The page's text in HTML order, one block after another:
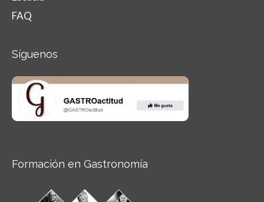
FAQ
Síguenos
Formación en Gastronomía